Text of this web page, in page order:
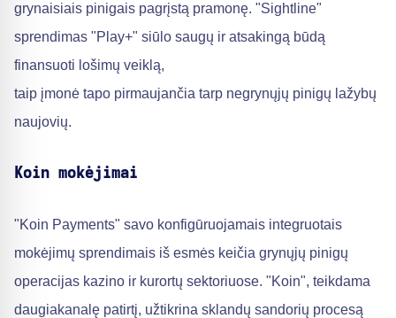
grynaisiais pinigais pagrįstą pramonę. "Sightline"
sprendimas "Play+" siūlo saugų ir atsakingą būdą
finansuoti lošimų veiklą,
taip įmonė tapo pirmaujančia tarp negrynųjų pinigų lažybų
naujovių.
Koin mokėjimai
"Koin Payments" savo konfigūruojamais integruotais
mokėjimų sprendimais iš esmės keičia grynųjų pinigų
operacijas kazino ir kurortų sektoriuose. "Koin", teikdama
daugiakanalę patirtį, užtikrina sklandų sandorių procesą